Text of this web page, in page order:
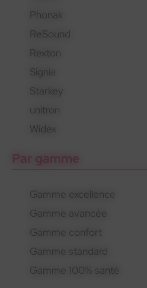
Phonak
ReSound
Rexton
Signia
Starkey
unitron
Widex
Par gamme
Gamme excellence
Gamme avancée
Gamme confort
Gamme standard
Gamme 100% santé